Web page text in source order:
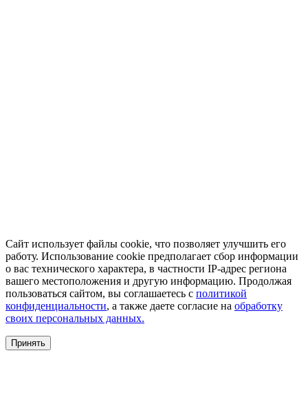
Сайт использует файлы cookie, что позволяет улучшить его
работу. Использование cookie предполагает сбор информации
о вас технического характера, в частности IP-адрес региона
вашего местоположения и другую информацию. Продолжая
пользоваться сайтом, вы соглашаетесь с политикой
конфиденциальности, а также даете согласие на обработку
своих персональных данных.
Принять